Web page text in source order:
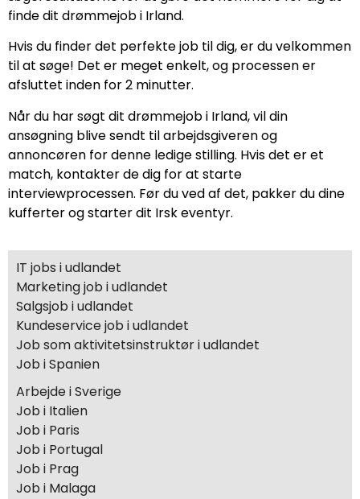
finde dit drømmejob i Irland.
Hvis du finder det perfekte job til dig, er du velkommen
til at søge! Det er meget enkelt, og processen er
afsluttet inden for 2 minutter.
Når du har søgt dit drømmejob i Irland, vil din
ansøgning blive sendt til arbejdsgiveren og
annoncøren for denne ledige stilling. Hvis det er et
match, kontakter de dig for at starte
interviewprocessen. Før du ved af det, pakker du dine
kufferter og starter dit Irsk eventyr.
IT jobs i udlandet
Marketing job i udlandet
Salgsjob i udlandet
Kundeservice job i udlandet
Job som aktivitetsinstruktør i udlandet
Job i Spanien
Arbejde i Sverige
Job i Italien
Job i Paris
Job i Portugal
Job i Prag
Job i Malaga